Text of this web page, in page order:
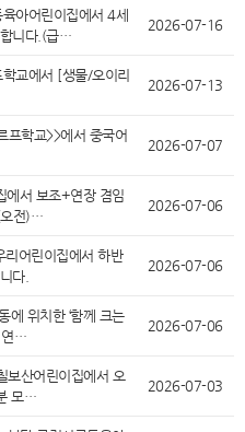
아어린이집에서 4세
합니다.(급…
2026-07-16
교에서 [생물/오이리
2026-07-13
프학교>>에서 중국어
2026-07-07
에서 보조+연장 겸임
오전)…
2026-07-06
어린이집에서 하반
다.
2026-07-06
에 위치한 ‘함께 크는
연…
2026-07-06
보산어린이집에서 오
모…
2026-07-03